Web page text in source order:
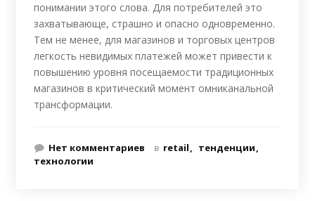
понимании этого слова. Для потребителей это
захватывающе, страшно и опасно одновременно.
Тем не менее, для магазинов и торговых центров
легкость невидимых платежей может привести к
повышению уровня посещаемости традиционных
магазинов в критический момент омниканальной
трансформации.
Нет комментариев в retail
тенденции
технологии